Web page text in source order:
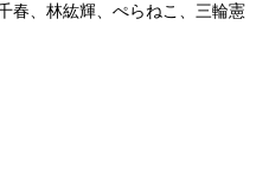
春、林紘輝、ぺらねこ、三輪憲